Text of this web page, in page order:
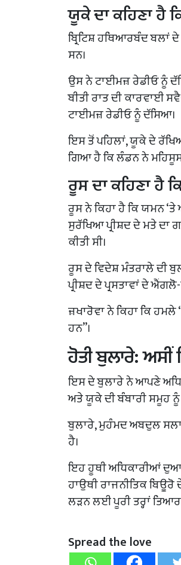
ਯੂਕੇ ਦਾ ਕਹਿਣਾ ਹੈ
ਬ੍ਰਿਟਿਸ਼ ਹਥਿਆਰਬੰਦ ਬਲਾਂ
ਸਨ।
ਉਸ ਨੇ ਟਾਈਮਜ਼ ਰੇਡੀਓ ਨੂੰ
ਬੀਤੀ ਰਾਤ ਦੀ ਕਾਰਵਾਈ
ਟਾਈਮਜ਼ ਰੇਡੀਓ ਨੂੰ ਦੱਸਿਆ।
ਇਸ ਤੋਂ ਪਹਿਲਾਂ, ਯੂਕੇ ਦੇ
ਗਿਆ ਹੈ ਕਿ ਲੰਡਨ ਨੇ
ਰੂਸ ਦਾ ਕਹਿਣਾ ਹੈ
ਰੂਸ ਨੇ ਕਿਹਾ ਹੈ ਕਿ ਯਮਨ
ਸੁਰੱਖਿਆ ਪ੍ਰੀਸ਼ਦ ਦੇ ਮਤੇ
ਕੀਤੀ ਸੀ।
ਰੂਸ ਦੇ ਵਿਦੇਸ਼ ਮੰਤਰਾਲੇ ਦੀ
ਪ੍ਰੀਸ਼ਦ ਦੇ ਪ੍ਰਸਤਾਵਾਂ ਦੇ
ਜ਼ਖਾਰੋਵਾ ਨੇ ਕਿਹਾ ਕਿ
ਹਨ”।
ਹੋਤੀ ਬੁਲਾਰੇ:
ਇਸ ਦੇ ਬੁਲਾਰੇ ਨੇ ਆਪਣੇ
ਅਤੇ ਯੂਕੇ ਦੀ ਬੰਬਾਰੀ ਸਮੂਹ
ਬੁਲਾਰੇ, ਮੁਹੰਮਦ ਅਬਦੁਲ
ਹੈ।
ਇਹ ਹੂਥੀ ਅਧਿਕਾਰੀਆਂ
ਹਾਉਥੀ ਰਾਜਨੀਤਿਕ
ਲੜਨ ਲਈ ਪੂਰੀ ਤਰ੍ਹਾਂ ਤਿਆਰ
Spread the love